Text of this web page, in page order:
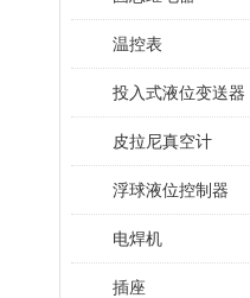
温控表
投入式液位变送器
皮拉尼真空计
浮球液位控制器
电焊机
插座